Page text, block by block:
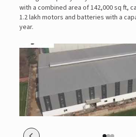
with a combined area of 142,000 sq ft,
1.2 lakh motors and batteries with a
year.